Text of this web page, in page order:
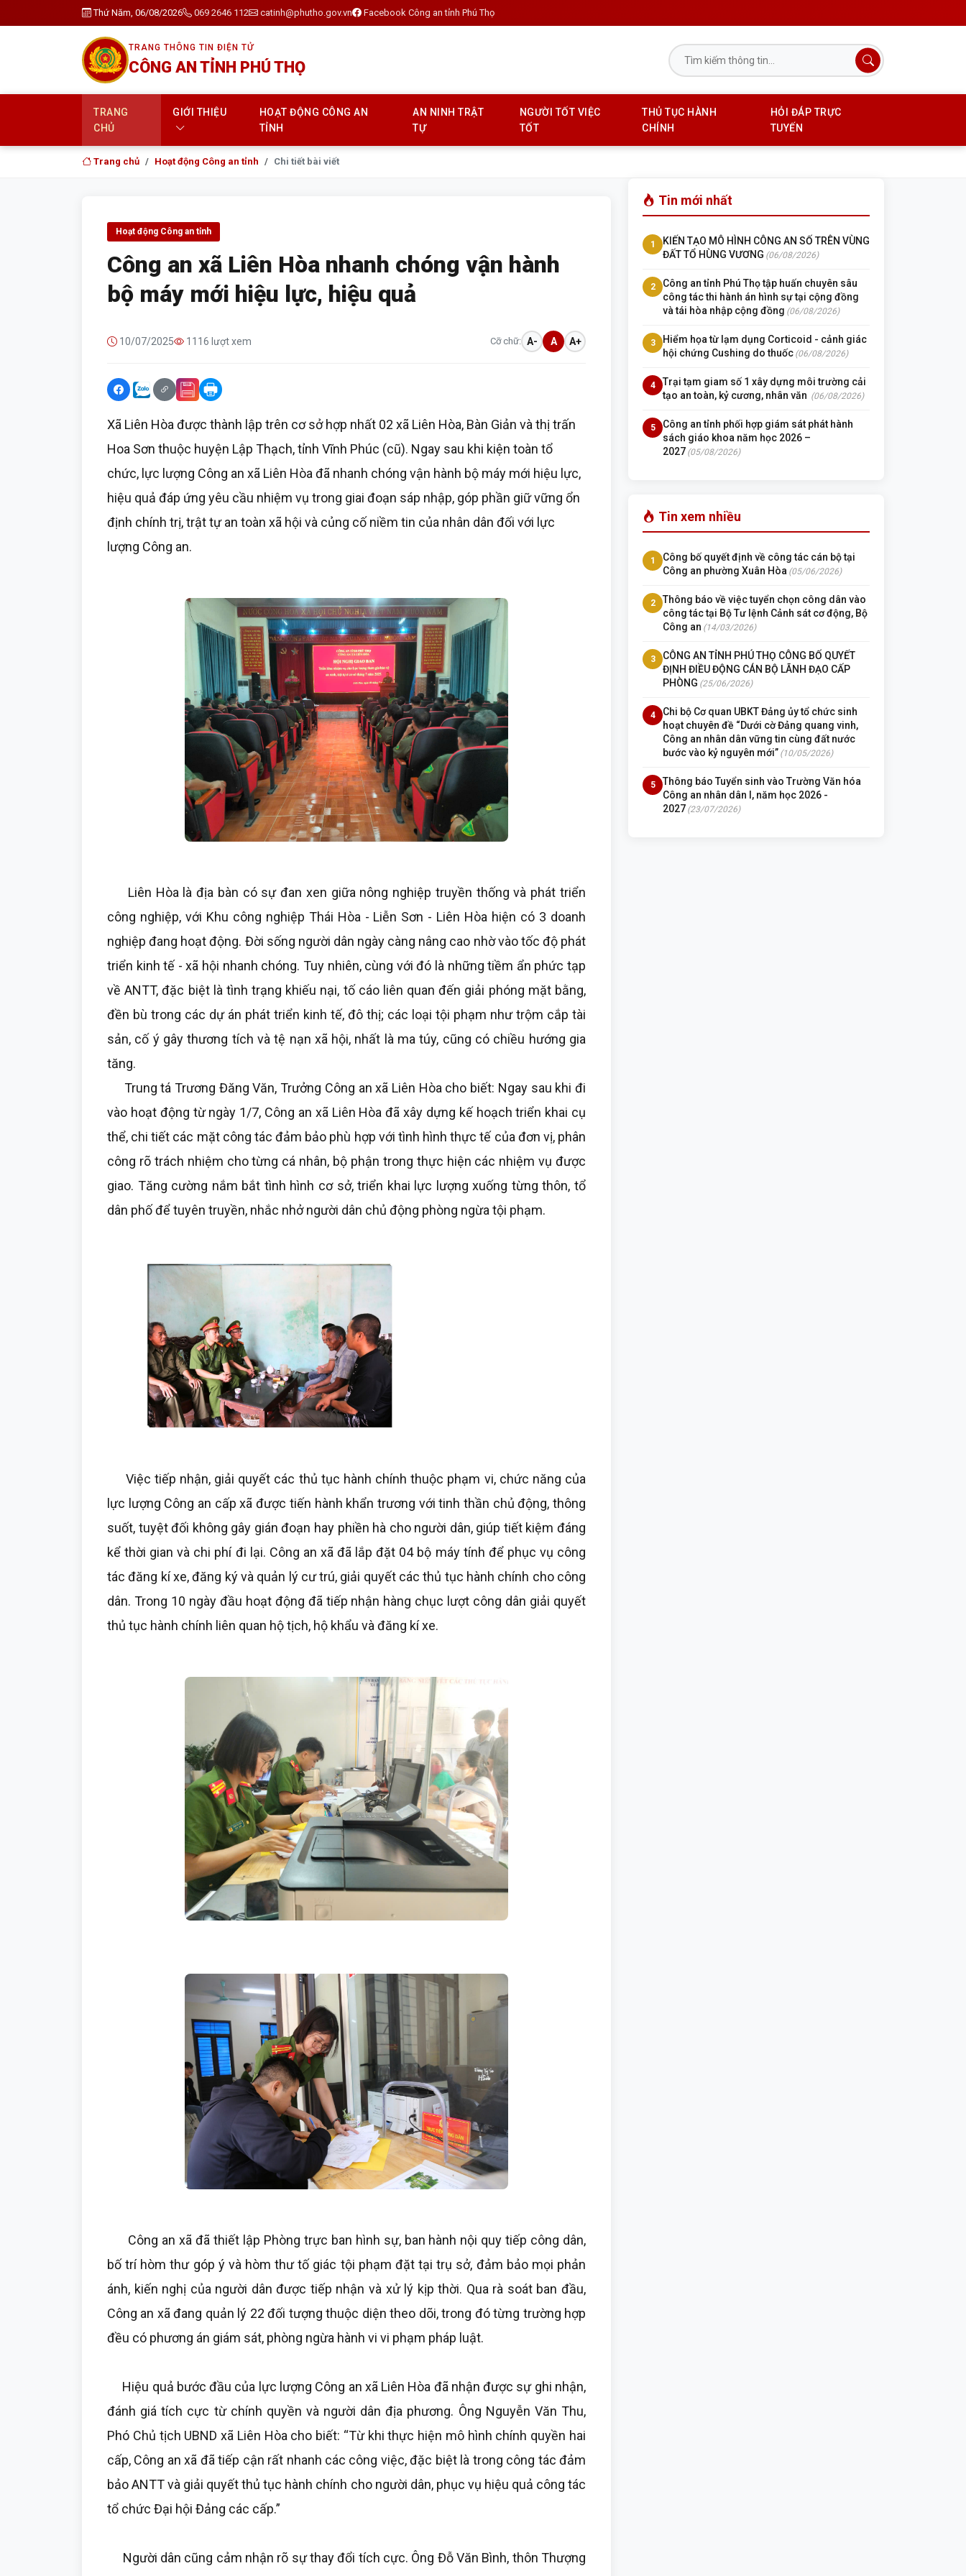
Thứ Năm, 06/08/2026 069 2646 112 catinh@phutho.gov.vn Facebook Công an tỉnh Phú Thọ
TRANG THÔNG TIN ĐIỆN TỬ
CÔNG AN TỈNH PHÚ THỌ
TRANG
CHỦ
GIỚI THIỆU
HOẠT ĐỘNG CÔNG AN
TỈNH
AN NINH TRẬT
TỰ
NGƯỜI TỐT VIỆC
TỐT
THỦ TỤC HÀNH
CHÍNH
HỎI ĐÁP TRỰC
TUYẾN
Trang chủ Hoạt động Công an tỉnh Chi tiết bài viết
Hoạt động Công an tỉnh
Công an xã Liên Hòa nhanh chóng vận hành
bộ máy mới hiệu lực, hiệu quả
10/07/2025 1116 lượt xem Cỡ chữ: A- A A+
Xã Liên Hòa được thành lập trên cơ sở hợp nhất 02 xã Liên Hòa, Bàn Giản và thị trấn
Hoa Sơn thuộc huyện Lập Thạch, tỉnh Vĩnh Phúc (cũ). Ngay sau khi kiện toàn tổ
chức, lực lượng Công an xã Liên Hòa đã nhanh chóng vận hành bộ máy mới hiệu lực,
hiệu quả đáp ứng yêu cầu nhiệm vụ trong giai đoạn sáp nhập, góp phần giữ vững ổn
định chính trị, trật tự an toàn xã hội và củng cố niềm tin của nhân dân đối với lực
lượng Công an.
Liên Hòa là địa bàn có sự đan xen giữa nông nghiệp truyền thống và phát triển
công nghiệp, với Khu công nghiệp Thái Hòa - Liễn Sơn - Liên Hòa hiện có 3 doanh
nghiệp đang hoạt động. Đời sống người dân ngày càng nâng cao nhờ vào tốc độ phát
triển kinh tế - xã hội nhanh chóng. Tuy nhiên, cùng với đó là những tiềm ẩn phức tạp
về ANTT, đặc biệt là tình trạng khiếu nại, tố cáo liên quan đến giải phóng mặt bằng,
đền bù trong các dự án phát triển kinh tế, đô thị; các loại tội phạm như trộm cắp tài
sản, cố ý gây thương tích và tệ nạn xã hội, nhất là ma túy, cũng có chiều hướng gia
tăng.
Trung tá Trương Đăng Văn, Trưởng Công an xã Liên Hòa cho biết: Ngay sau khi đi
vào hoạt động từ ngày 1/7, Công an xã Liên Hòa đã xây dựng kế hoạch triển khai cụ
thể, chi tiết các mặt công tác đảm bảo phù hợp với tình hình thực tế của đơn vị, phân
công rõ trách nhiệm cho từng cá nhân, bộ phận trong thực hiện các nhiệm vụ được
giao. Tăng cường nắm bắt tình hình cơ sở, triển khai lực lượng xuống từng thôn, tổ
dân phố để tuyên truyền, nhắc nhở người dân chủ động phòng ngừa tội phạm.
Việc tiếp nhận, giải quyết các thủ tục hành chính thuộc phạm vi, chức năng của
lực lượng Công an cấp xã được tiến hành khẩn trương với tinh thần chủ động, thông
suốt, tuyệt đối không gây gián đoạn hay phiền hà cho người dân, giúp tiết kiệm đáng
kể thời gian và chi phí đi lại. Công an xã đã lắp đặt 04 bộ máy tính để phục vụ công
tác đăng kí xe, đăng ký và quản lý cư trú, giải quyết các thủ tục hành chính cho công
dân. Trong 10 ngày đầu hoạt động đã tiếp nhận hàng chục lượt công dân giải quyết
thủ tục hành chính liên quan hộ tịch, hộ khẩu và đăng kí xe.
Công an xã đã thiết lập Phòng trực ban hình sự, ban hành nội quy tiếp công dân,
bố trí hòm thư góp ý và hòm thư tố giác tội phạm đặt tại trụ sở, đảm bảo mọi phản
ánh, kiến nghị của người dân được tiếp nhận và xử lý kịp thời. Qua rà soát ban đầu,
Công an xã đang quản lý 22 đối tượng thuộc diện theo dõi, trong đó từng trường hợp
đều có phương án giám sát, phòng ngừa hành vi vi phạm pháp luật.
Hiệu quả bước đầu của lực lượng Công an xã Liên Hòa đã nhận được sự ghi nhận,
đánh giá tích cực từ chính quyền và người dân địa phương. Ông Nguyễn Văn Thu,
Phó Chủ tịch UBND xã Liên Hòa cho biết: “Từ khi thực hiện mô hình chính quyền hai
cấp, Công an xã đã tiếp cận rất nhanh các công việc, đặc biệt là trong công tác đảm
bảo ANTT và giải quyết thủ tục hành chính cho người dân, phục vụ hiệu quả công tác
tổ chức Đại hội Đảng các cấp.”
Người dân cũng cảm nhận rõ sự thay đổi tích cực. Ông Đỗ Văn Bình, thôn Thượng
Tin mới nhất
1
KIẾN TẠO MÔ HÌNH CÔNG AN SỐ TRÊN VÙNG
ĐẤT TỔ HÙNG VƯƠNG (06/08/2026)
2
Công an tỉnh Phú Thọ tập huấn chuyên sâu
công tác thi hành án hình sự tại cộng đồng
và tái hòa nhập cộng đồng (06/08/2026)
3
Hiểm họa từ lạm dụng Corticoid - cảnh giác
hội chứng Cushing do thuốc (06/08/2026)
4
Trại tạm giam số 1 xây dựng môi trường cải
tạo an toàn, kỷ cương, nhân văn (06/08/2026)
5
Công an tỉnh phối hợp giám sát phát hành
sách giáo khoa năm học 2026 –
2027 (05/08/2026)
Tin xem nhiều
1
Công bố quyết định về công tác cán bộ tại
Công an phường Xuân Hòa (05/06/2026)
2
Thông báo về việc tuyển chọn công dân vào
công tác tại Bộ Tư lệnh Cảnh sát cơ động, Bộ
Công an (14/03/2026)
3
CÔNG AN TỈNH PHÚ THỌ CÔNG BỐ QUYẾT
ĐỊNH ĐIỀU ĐỘNG CÁN BỘ LÃNH ĐẠO CẤP
PHÒNG (25/06/2026)
4
Chi bộ Cơ quan UBKT Đảng ủy tổ chức sinh
hoạt chuyên đề “Dưới cờ Đảng quang vinh,
Công an nhân dân vững tin cùng đất nước
bước vào kỷ nguyên mới” (10/05/2026)
5
Thông báo Tuyển sinh vào Trường Văn hóa
Công an nhân dân I, năm học 2026 -
2027 (23/07/2026)